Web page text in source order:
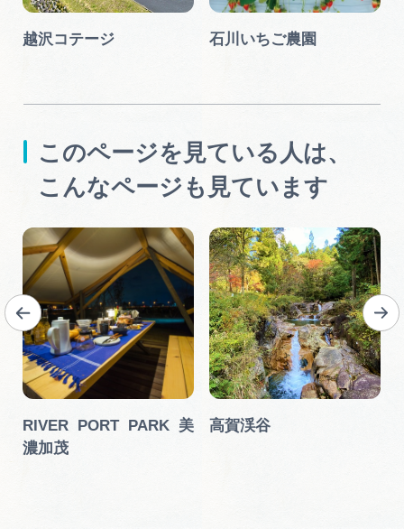
越沢コテージ 石川いちご農園
このページを見ている人は、
こんなページも見ています
RIVER PORT PARK 美
濃加茂
高賀渓谷